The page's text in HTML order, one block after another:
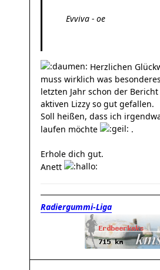
Evviva - oe
Herzlichen
muss wirklich was
letzten Jahr schon der
aktiven Lizzy so gut gefallen.
Soll heißen, dass ich
laufen möchte
.
Erhole dich gut.
Anett
Radiergummi-Liga